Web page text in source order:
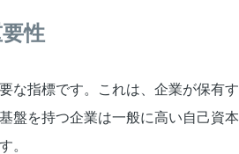
性
な指標です。これは、企業が保有
盤を持つ企業は一般に高い自己資
。